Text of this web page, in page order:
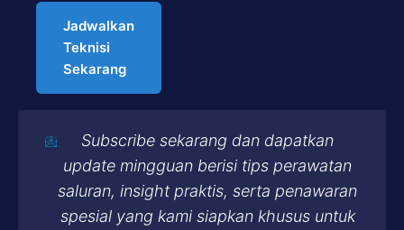
Jadwalkan
Teknisi
Sekarang
Subscribe sekarang dan dapatkan
update mingguan berisi tips perawatan
saluran, insight praktis, serta penawaran
spesial yang kami siapkan khusus untuk